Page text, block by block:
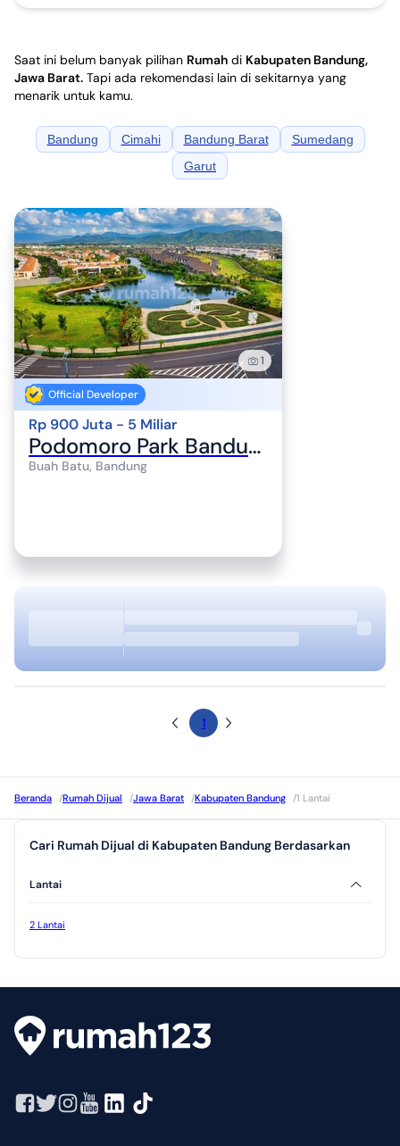
Saat ini belum banyak pilihan Rumah di Kabupaten Bandung,
Jawa Barat. Tapi ada rekomendasi lain di sekitarnya yang
menarik untuk kamu.
Bandung Cimahi Bandung Barat
Sumedang
Garut
1
Official Developer
Rp 900 Juta - 5 Miliar
Podomoro Park Bandung
Buah Batu, Bandung
1
Beranda /Rumah Dijual /Jawa Barat /Kabupaten Bandung /1 Lantai
Cari Rumah Dijual di Kabupaten Bandung Berdasarkan
Lantai
2 Lantai